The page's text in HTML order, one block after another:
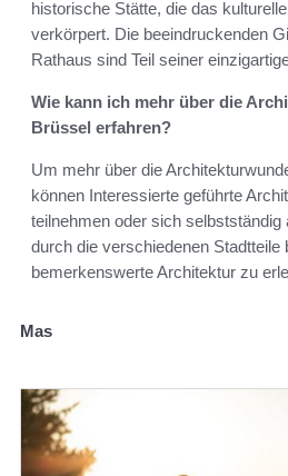
historische Stätte, die das
verkörpert. Die beeindruckenden
Rathaus sind Teil seiner
Wie kann ich mehr über die
Brüssel erfahren?
Um mehr über die
können Interessierte geführte
teilnehmen oder sich
durch die verschiedenen Stadtteile
bemerkenswerte Architektur zu
Mas